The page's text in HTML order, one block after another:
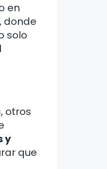
en
donde
solo
otros
y
que